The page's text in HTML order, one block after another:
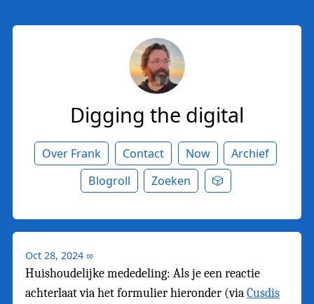
Digging the digital
Over Frank Contact Now
Archief
Blogroll
Zoeken 🎲
Oct 28, 2024 ∞
Huishoudelijke mededeling: Als je een reactie
achterlaat via het formulier hieronder (viaCusdis